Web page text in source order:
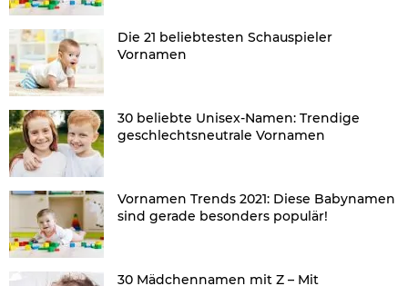
Die 21 beliebtesten Schauspieler
Vornamen
30 beliebte Unisex-Namen: Trendige
geschlechtsneutrale Vornamen
Vornamen Trends 2021: Diese Babynamen
sind gerade besonders populär!
30 Mädchennamen mit Z – Mit